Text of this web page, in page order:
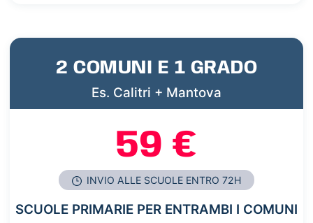
2 COMUNI E 1 GRADO
Es. Calitri + Mantova
59 €
INVIO ALLE SCUOLE ENTRO 72H
SCUOLE PRIMARIE PER ENTRAMBI I COMUNI